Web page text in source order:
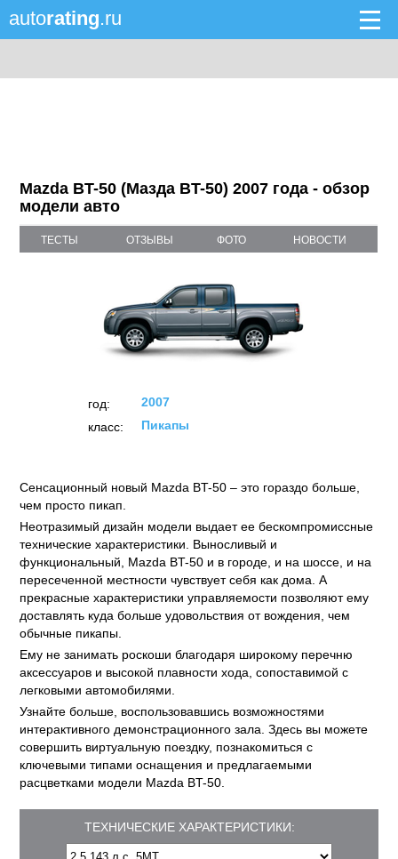
autorating.ru
Mazda BT-50 (Мазда BT-50) 2007 года - обзор
модели авто
ТЕСТЫ ОТЗЫВЫ ФОТО НОВОСТИ
год:
2007
класс:
Пикапы
Сенсационный новый Mazda BT-50 – это гораздо больше,
чем просто пикап.
Неотразимый дизайн модели выдает ее бескомпромиссные
технические характеристики. Выносливый и
функциональный, Mazda BT-50 и в городе, и на шоссе, и на
пересеченной местности чувствует себя как дома. А
прекрасные характеристики управляемости позволяют ему
доставлять куда больше удовольствия от вождения, чем
обычные пикапы.
Ему не занимать роскоши благодаря широкому перечню
аксессуаров и высокой плавности хода, сопоставимой с
легковыми автомобилями.
Узнайте больше, воспользовавшись возможностями
интерактивного демонстрационного зала. Здесь вы можете
совершить виртуальную поездку, познакомиться с
ключевыми типами оснащения и предлагаемыми
расцветками модели Mazda BT-50.
ТЕХНИЧЕСКИЕ ХАРАКТЕРИСТИКИ: